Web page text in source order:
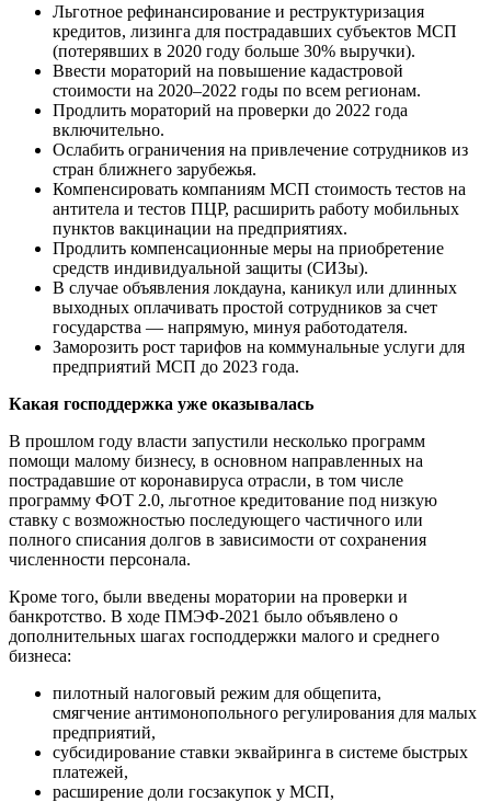
Льготное рефинансирование и реструктуризация
кредитов, лизинга для пострадавших субъектов МСП
(потерявших в 2020 году больше 30% выручки).
Ввести мораторий на повышение кадастровой
стоимости на 2020–2022 годы по всем регионам.
Продлить мораторий на проверки до 2022 года
включительно.
Ослабить ограничения на привлечение сотрудников из
стран ближнего зарубежья.
Компенсировать компаниям МСП стоимость тестов на
антитела и тестов ПЦР, расширить работу мобильных
пунктов вакцинации на предприятиях.
Продлить компенсационные меры на приобретение
средств индивидуальной защиты (СИЗы).
В случае объявления локдауна, каникул или длинных
выходных оплачивать простой сотрудников за счет
государства — напрямую, минуя работодателя.
Заморозить рост тарифов на коммунальные услуги для
предприятий МСП до 2023 года.
Какая господдержка уже оказывалась
В прошлом году власти запустили несколько программ
помощи малому бизнесу, в основном направленных на
пострадавшие от коронавируса отрасли, в том числе
программу ФОТ 2.0, льготное кредитование под низкую
ставку с возможностью последующего частичного или
полного списания долгов в зависимости от сохранения
численности персонала.
Кроме того, были введены моратории на проверки и
банкротство. В ходе ПМЭФ-2021 было объявлено о
дополнительных шагах господдержки малого и среднего
бизнеса:
пилотный налоговый режим для общепита,
смягчение антимонопольного регулирования для малых
предприятий,
субсидирование ставки эквайринга в системе быстрых
платежей,
расширение доли госзакупок у МСП,